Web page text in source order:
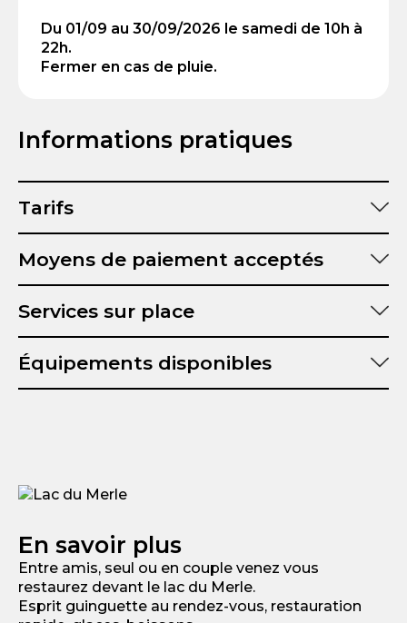
Du 01/09 au 30/09/2026 le samedi de 10h à
22h.
Fermer en cas de pluie.
Informations pratiques
Tarifs
Moyens de paiement acceptés
Services sur place
Équipements disponibles
En savoir plus
Entre amis, seul ou en couple venez vous
restaurez devant le lac du Merle.
Esprit guinguette au rendez-vous, restauration